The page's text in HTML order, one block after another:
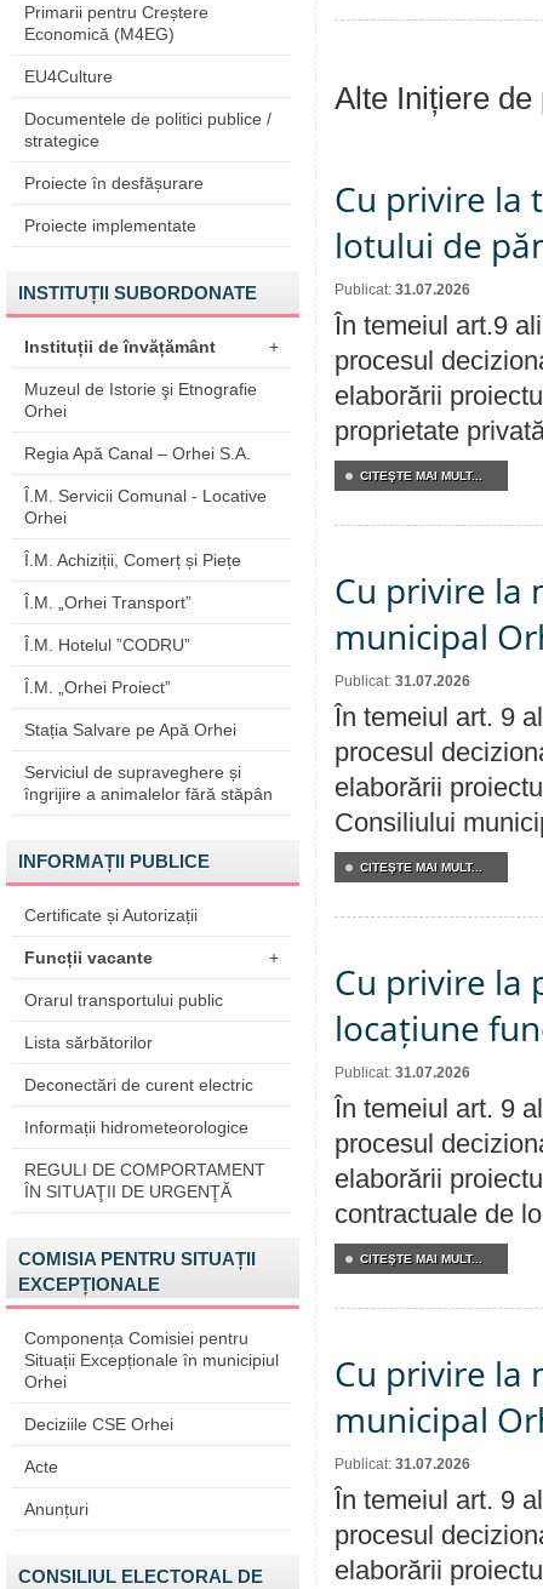
Primarii pentru Creștere
Economică (M4EG)
EU4Culture
Documentele de politici publice /
strategice
Proiecte în desfășurare
Proiecte implementate
INSTITUȚII SUBORDONATE
Instituții de învățământ +
Muzeul de Istorie şi Etnografie
Orhei
Regia Apă Canal – Orhei S.A.
Î.M. Servicii Comunal - Locative
Orhei
Î.M. Achiziții, Comerț și Piețe
Î.M. „Orhei Transport”
Î.M. Hotelul ”CODRU”
Î.M. „Orhei Proiect”
Stația Salvare pe Apă Orhei
Serviciul de supraveghere și
îngrijire a animalelor fără stăpân
INFORMAȚII PUBLICE
Certificate și Autorizații
Funcții vacante +
Orarul transportului public
Lista sărbătorilor
Deconectări de curent electric
Informații hidrometeorologice
REGULI DE COMPORTAMENT
ÎN SITUAŢII DE URGENŢĂ
COMISIA PENTRU SITUAȚII
EXCEPȚIONALE
Componența Comisiei pentru
Situații Excepționale în municipiul
Orhei
Deciziile CSE Orhei
Acte
Anunțuri
CONSILIUL ELECTORAL DE
Alte Inițiere de
Cu privire la
lotului de
Publicat: 31.07.2026
În temeiul art.9
procesul
elaborării
proprietate
CITEŞTE MAI MULT...
Cu privire la
municipal
Publicat: 31.07.2026
În temeiul art. 9
procesul
elaborării
Consiliului
CITEŞTE MAI MULT...
Cu privire la
locațiune
Publicat: 31.07.2026
În temeiul art. 9
procesul
elaborării
contractuale de
CITEŞTE MAI MULT...
Cu privire la
municipal
Publicat: 31.07.2026
În temeiul art. 9
procesul
elaborării